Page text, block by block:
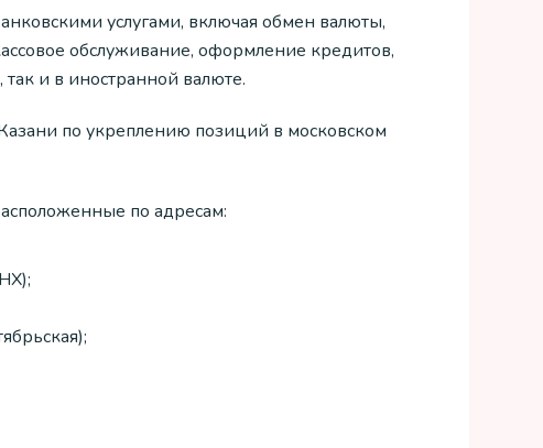
услугами, включая обмен валюты,
обслуживание, оформление кредитов,
и в иностранной валюте.
по укреплению позиций в московском
по адресам: